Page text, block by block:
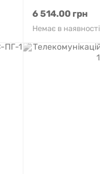
6 514.00 грн
Немає в наявності